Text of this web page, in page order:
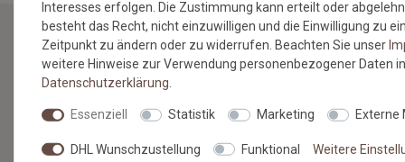
NEWSLETTER
Jetzt anmelden: Profitieren Sie von aktuellen Angeboten
erstes.*
Interesses erfolgen. Die Zustimmung kann erteilt oder
besteht das Recht, nicht einzuwilligen und die Einwilligung zu
Zeitpunkt zu ändern oder zu widerrufen. Beachten Sie unser
weitere Hinweise zur Verwendung personenbezogener Daten
Daten­schutz­erklärung
Essenziell Statistik Marketing Externe
DHL Wunschzustellung Funktional Weitere